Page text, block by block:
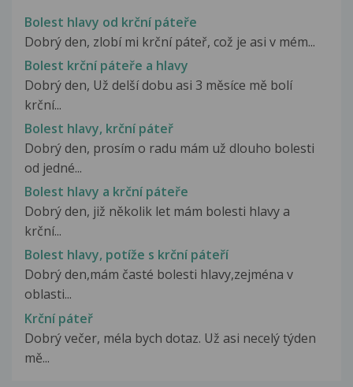
Bolest hlavy od krční páteře
Dobrý den, zlobí mi krční páteř, což je asi v mém...
Bolest krční páteře a hlavy
Dobrý den, Už delší dobu asi 3 měsíce mě bolí
krční...
Bolest hlavy, krční páteř
Dobrý den, prosím o radu mám už dlouho bolesti
od jedné...
Bolest hlavy a krční páteře
Dobrý den, již několik let mám bolesti hlavy a
krční...
Bolest hlavy, potíže s krční páteří
Dobrý den,mám časté bolesti hlavy,zejména v
oblasti...
Krční páteř
Dobrý večer, méla bych dotaz. Už asi necelý týden
mě...